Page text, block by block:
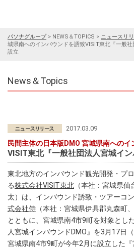
パソナグループ> NEWS＆TOPICS > ニュースリ
城県南へのインバウンドを誘致VISIT東北『一般社
設立
News＆Topics
2017.03.09
民間主体の日本版DMO 宮城県南への
VISIT東北『一般社団法人宮城イ
東北地方のインバウンド観光開発・プ
る株式会社VISIT東北 （本社：宮城県
太）は、インバウンド誘致・ツアーコ
式会社侍 （本社：宮城県伊具郡丸森町
とともに、宮城県南4市9町を対象とし
人宮城インバウンドDMO』を3月17日
宮城県南4市9町が今年2月に設立した